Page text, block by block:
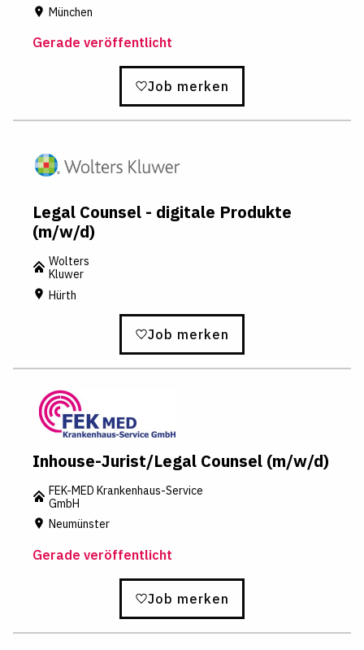
München
Gerade veröffentlicht
Job merken
Legal Counsel - digitale Produkte
(m/w/d)
Wolters
Kluwer
Hürth
Job merken
Inhouse-Jurist/Legal Counsel (m/w/d)
FEK-MED Krankenhaus-Service
GmbH
Neumünster
Gerade veröffentlicht
Job merken